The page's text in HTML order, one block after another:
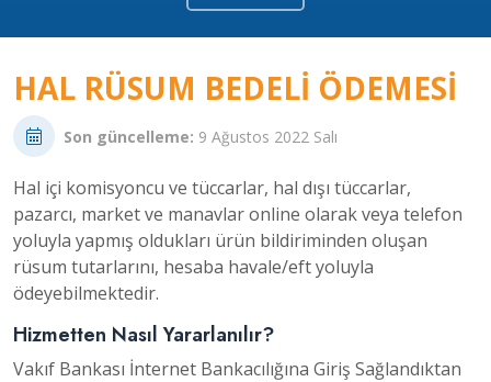
HAL RÜSUM BEDELI ÖDEMESI
Son güncelleme: 9 Ağustos 2022 Salı
Hal içi komisyoncu ve tüccarlar, hal dışı tüccarlar,
pazarcı, market ve manavlar online olarak veya telefon
yoluyla yapmış oldukları ürün bildiriminden oluşan
rüsum tutarlarını, hesaba havale/eft yoluyla
ödeyebilmektedir.
Hizmetten Nasıl Yararlanılır?
Vakıf Bankası İnternet Bankacılığına Giriş Sağlandıktan